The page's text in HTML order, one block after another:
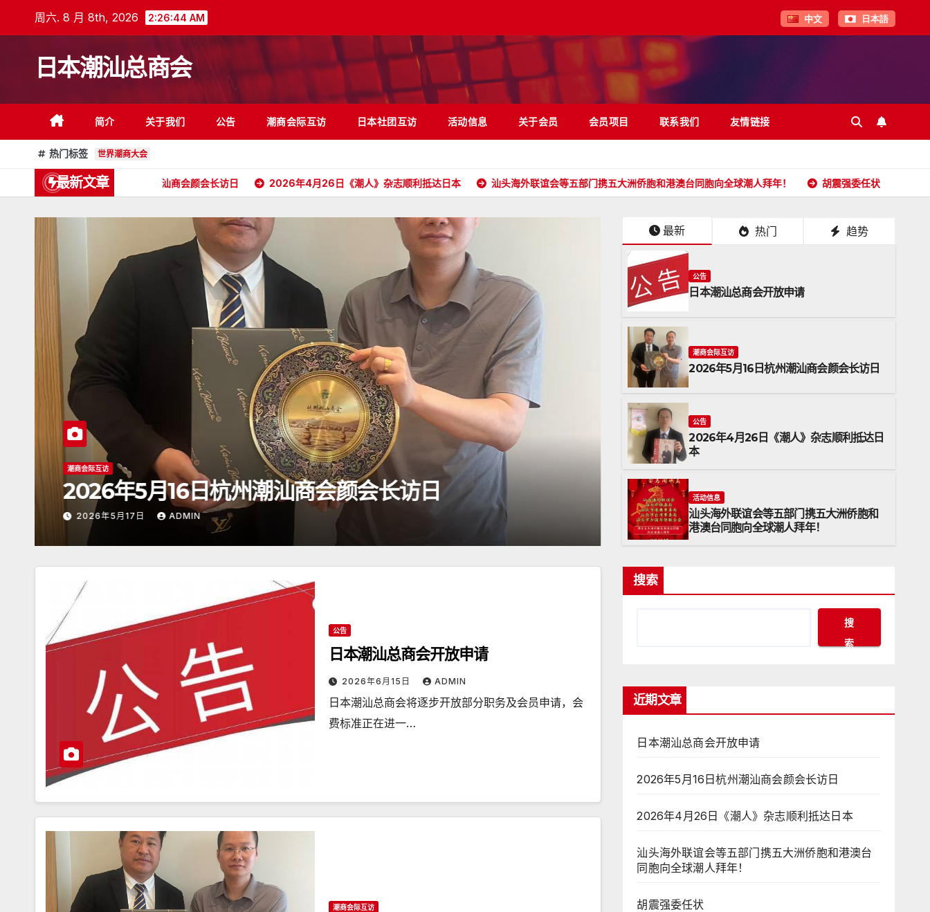
周六. 8 月 8th, 2026 2:26:46 AM 中文 日本語
日本潮汕总商会
简介 关于我们 公告 潮商会际互访 日本社团互访 活动信息 关于会员 会员项目 联系我们 友情链接
热门标签 世界潮商大会
最新文章
2026年5月16日杭州潮汕商会颜会长访日 2026年4月26日《潮人》杂志顺利抵达日本 汕头海外联谊会等五部门携五大洲侨胞和港澳台同胞向全球潮人拜年！ 胡震强委任状 日本潮汕总商
潮商会际互访
2026年5月16日杭州潮汕商会颜会长访日
2026年5月17日 ADMIN
2026年4月26日《潮人》杂志
2026年4月26日 ADMIN
最新 热门 趋势
公告
日本潮汕总商会开放申请
潮商会际互访
2026年5月16日杭州潮汕商会颜会长访日
公告
2026年4月26日《潮人》杂志顺利抵达日
本
活动信息
汕头海外联谊会等五部门携五大洲侨胞和
港澳台同胞向全球潮人拜年！
公告
日本潮汕总商会开放申请
2026年6月15日 ADMIN
日本潮汕总商会将逐步开放部分职务及会员申请，会
费标准正在进一…
潮商会际互访
搜索
搜
索
近期文章
日本潮汕总商会开放申请
2026年5月16日杭州潮汕商会颜会长访日
2026年4月26日《潮人》杂志顺利抵达日本
汕头海外联谊会等五部门携五大洲侨胞和港澳台
同胞向全球潮人拜年！
胡震强委任状